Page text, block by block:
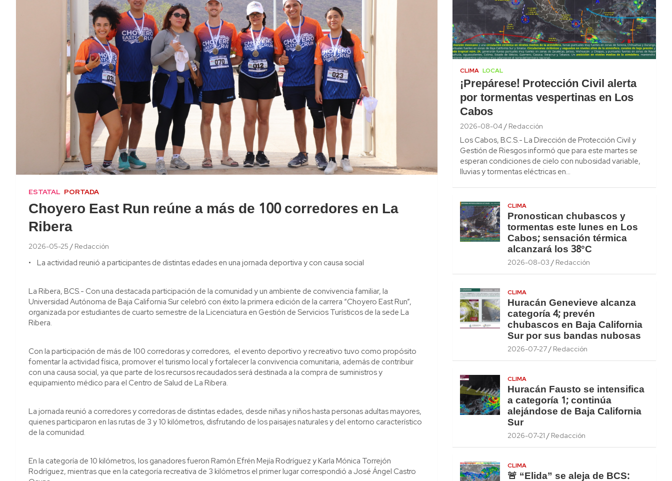
ESTATAL PORTADA
Choyero East Run reúne a más de 100 corredores en La
Ribera
2026-05-25 Redacción
• La actividad reunió a participantes de distintas edades en una jornada deportiva y con causa social
La Ribera, BCS.- Con una destacada participación de la comunidad y un ambiente de convivencia familiar, la
Universidad Autónoma de Baja California Sur celebró con éxito la primera edición de la carrera “Choyero East Run”,
organizada por estudiantes de cuarto semestre de la Licenciatura en Gestión de Servicios Turísticos de la sede La
Ribera.
Con la participación de más de 100 corredoras y corredores, el evento deportivo y recreativo tuvo como propósito
fomentar la actividad física, promover el turismo local y fortalecer la convivencia comunitaria, además de contribuir
con una causa social, ya que parte de los recursos recaudados será destinada a la compra de suministros y
equipamiento médico para el Centro de Salud de La Ribera.
La jornada reunió a corredores y corredoras de distintas edades, desde niñas y niños hasta personas adultas mayores,
quienes participaron en las rutas de 3 y 10 kilómetros, disfrutando de los paisajes naturales y del entorno característico
de la comunidad.
En la categoría de 10 kilómetros, los ganadores fueron Ramón Efrén Mejía Rodríguez y Karla Mónica Torrejón
Rodríguez, mientras que en la categoría recreativa de 3 kilómetros el primer lugar correspondió a José Ángel Castro
CLIMA LOCAL
¡Prepárese! Protección Civil alerta
por tormentas vespertinas en Los
Cabos
2026-08-04 Redacción
Los Cabos, B.C.S.- La Dirección de Protección Civil y
Gestión de Riesgos informó que para este martes se
esperan condiciones de cielo con nubosidad variable,
lluvias y tormentas eléctricas en…
CLIMA
Pronostican chubascos y
tormentas este lunes en Los
Cabos; sensación térmica
alcanzará los 38°C
2026-08-03 Redacción
CLIMA
Huracán Genevieve alcanza
categoría 4; prevén
chubascos en Baja California
Sur por sus bandas nubosas
2026-07-27 Redacción
CLIMA
Huracán Fausto se intensifica
a categoría 1; continúa
alejándose de Baja California
Sur
2026-07-21 Redacción
CLIMA
🚨 “Elida” se aleja de BCS: